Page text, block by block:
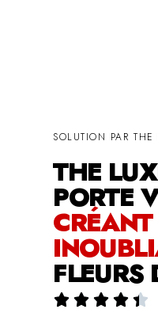
SOLUTION PAR
THE
PORTE
FLEURS
    